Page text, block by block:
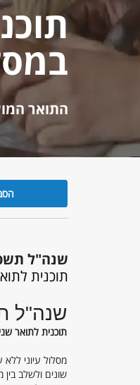
התואר
שנה"ל
תוכנית
שנה"ל
תוכנית לתואר
מסלול עיוני
שונים ולשלב